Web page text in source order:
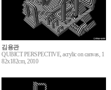
김용관
QUBICT PERSPECTIVE, acrylic on canvas, 1
82x182cm, 2010